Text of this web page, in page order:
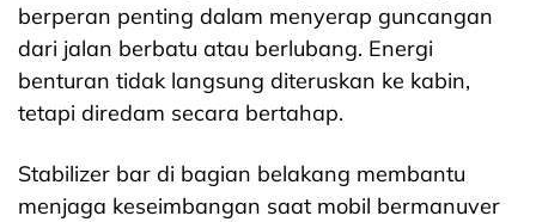
berperan penting dalam menyerap guncangan
dari jalan berbatu atau berlubang. Energi
benturan tidak langsung diteruskan ke kabin,
tetapi diredam secara bertahap.
Stabilizer bar di bagian belakang membantu
menjaga keseimbangan saat mobil bermanuver